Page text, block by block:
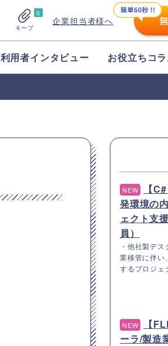
0
キープ
企業担当者様へ
利用者インタビュー お役立ちコ
NEW
【
発環境の
ェクト支
員）
・他社製デ
業移管に伴い
するプロジェ
NEW
【
ーラ/製造